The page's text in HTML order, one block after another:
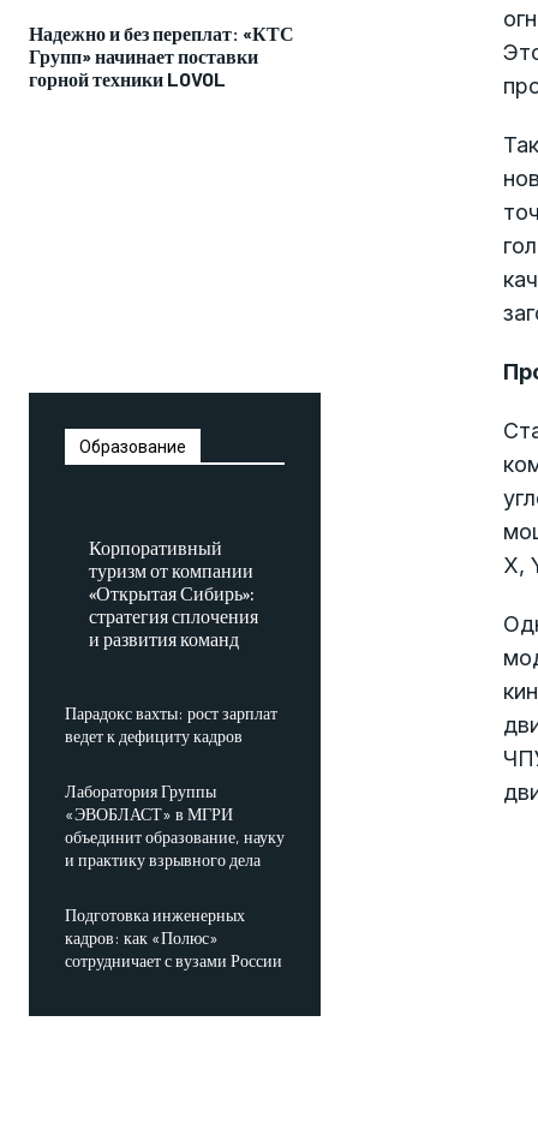
Надежно и без переплат: «КТС
Групп» начинает поставки
горной техники LOVOL
Образование
Корпоративный
туризм от компании
«Открытая Сибирь»:
стратегия сплочения
и развития команд
Парадокс вахты: рост зарплат
ведет к дефициту кадров
Лаборатория Группы
«ЭВОБЛАСТ» в МГРИ
объединит образование, науку
и практику взрывного дела
Подготовка инженерных
кадров: как «Полюс»
сотрудничает с вузами России
X,